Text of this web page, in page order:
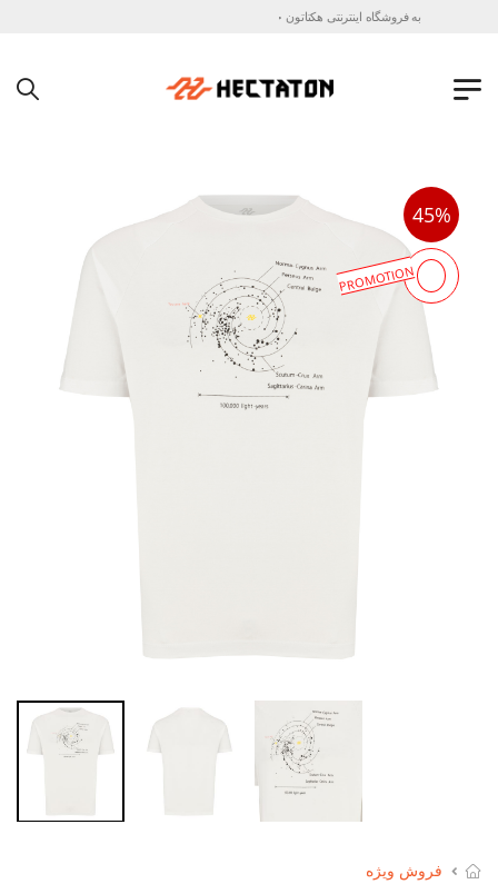
به فروشگاه اینترنتی هکتاتون خوش آمدید !
45%
PROMOTION
فروش ویژه